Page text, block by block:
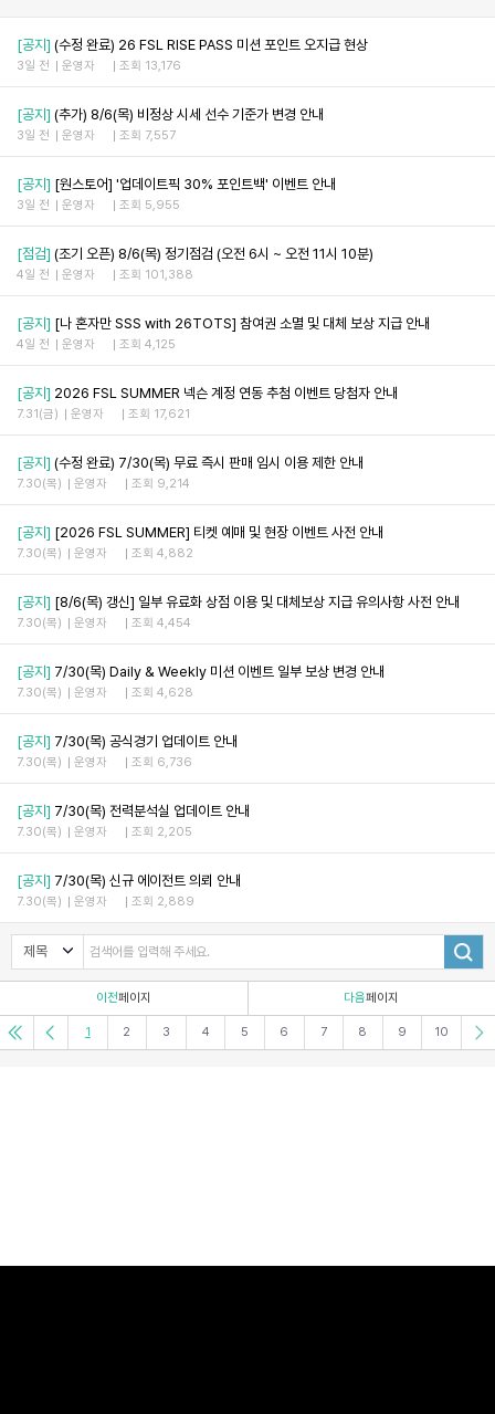
[공지] (수정 완료) 26 FSL RISE PASS 미션 포인트 오지급 현상
3일 전 운영자 조회 13,176
[공지] (추가) 8/6(목) 비정상 시세 선수 기준가 변경 안내
3일 전 운영자 조회 7,557
[공지] [원스토어] '업데이트픽 30% 포인트백' 이벤트 안내
3일 전 운영자 조회 5,955
[점검] (조기 오픈) 8/6(목) 정기점검 (오전 6시 ~ 오전 11시 10분)
4일 전 운영자 조회 101,388
[공지] [나 혼자만 SSS with 26TOTS] 참여권 소멸 및 대체 보상 지급 안내
4일 전 운영자 조회 4,125
[공지] 2026 FSL SUMMER 넥슨 계정 연동 추첨 이벤트 당첨자 안내
7.31(금) 운영자 조회 17,621
[공지] (수정 완료) 7/30(목) 무료 즉시 판매 임시 이용 제한 안내
7.30(목) 운영자 조회 9,214
[공지] [2026 FSL SUMMER] 티켓 예매 및 현장 이벤트 사전 안내
7.30(목) 운영자 조회 4,882
[공지] [8/6(목) 갱신] 일부 유료화 상점 이용 및 대체보상 지급 유의사항 사전 안내
7.30(목) 운영자 조회 4,454
[공지] 7/30(목) Daily & Weekly 미션 이벤트 일부 보상 변경 안내
7.30(목) 운영자 조회 4,628
[공지] 7/30(목) 공식경기 업데이트 안내
7.30(목) 운영자 조회 6,736
[공지] 7/30(목) 전력분석실 업데이트 안내
7.30(목) 운영자 조회 2,205
[공지] 7/30(목) 신규 에이전트 의뢰 안내
7.30(목) 운영자 조회 2,889
이전페이지 다음페이지
1 2 3 4 5 6 7 8 9 10